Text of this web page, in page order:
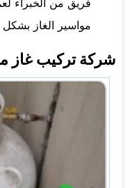
مواسير الغاز
شركة تركيب غاز